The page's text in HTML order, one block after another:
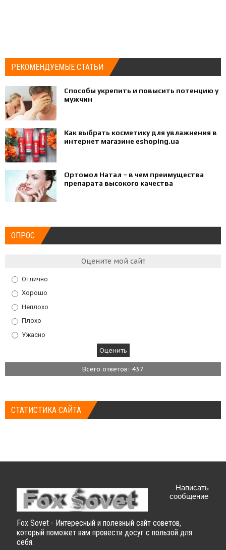
РЕКОМЕНДУЕМЫЕ СТАТЬИ
Способы укрепить и повысить потенцию у
мужчин
Как выбрать косметику для увлажнения в
интернет магазине eshoping.ua
Ортомол Натал – в чем преимущества
препарата высокого качества
ОПРОС
Оцените мой сайт
Отлично
Хорошо
Неплохо
Плохо
Ужасно
Всего ответов: 437
СТАТИСТИКА САЙТА
Fox Sovet - Интересный и полезный сайт советов,
который поможет вам провести досуг с пользой для
себя.
Написать
сообщение